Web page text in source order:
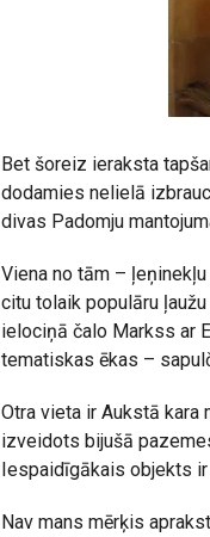
Bet šoreiz ieraksta
dodamies nelielā
divas Padomju
Viena no tām –
citu tolaik populāru
ielociņā čalo Markss ar
tematiskas ēkas –
Otra vieta ir Aukstā kara
izveidots bijušā
Iespaidīgākais objekts
Nav mans mērķis